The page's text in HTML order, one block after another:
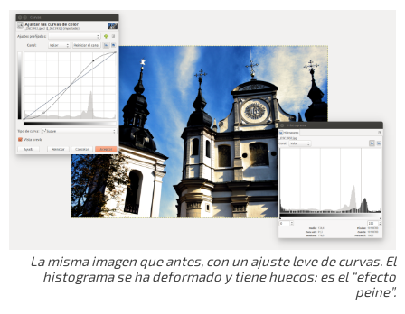
La misma imagen que antes, con un ajuste leve de curvas. El
histograma se ha deformado y tiene huecos: es el “efecto
peine”.